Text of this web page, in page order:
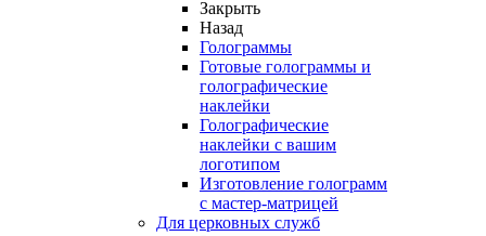
Закрыть
Назад
Голограммы
Готовые голограммы и
голографические
наклейки
Голографические
наклейки с вашим
логотипом
Изготовление голограмм
с мастер-матрицей
Для церковных служб